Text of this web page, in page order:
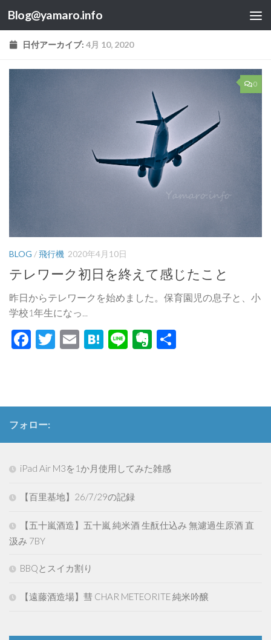
コンテンツへスキップ
Blog@yamaro.info
日付アーカイブ: 4月 10, 2020
0
BLOG /飛行機 2020年4月10日
テレワーク初日を終えて感じたこと
昨日からテレワークを始めました。保育園児の息子と、小
学校1年生になっ...
Facebook
Twitter
EmailHatena
LineEvernote
フォロー:
iPad Air M3を1か月使用してみた雑感
【百里基地】26/7/29の記録
【五十嵐酒造】五十嵐 純米酒 生酛仕込み 無濾過生原酒 直
汲み 7BY
BBQとスイカ割り
【遠藤酒造場】彗 CHAR METEORITE 純米吟醸